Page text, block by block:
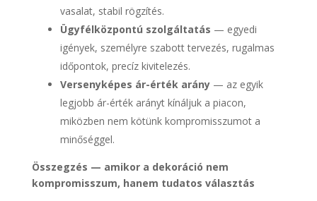
vasalat, stabil rögzítés.
Ügyfélközpontú szolgáltatás — egyedi
igények, személyre szabott tervezés, rugalmas
időpontok, precíz kivitelezés.
Versenyképes ár-érték arány— az egyik
legjobb ár-érték arányt kínáljuk a piacon,
miközben nem kötünk kompromisszumot a
minőséggel.
Összegzés — amikor a dekoráció nem
kompromisszum, hanem tudatos választás